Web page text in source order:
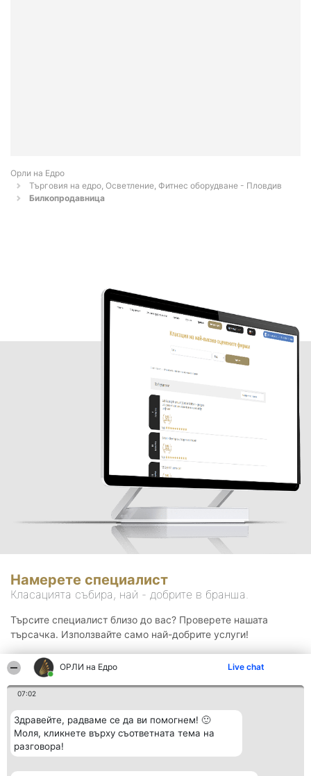
ОРЛИ на Едро Live chat
07:02
Здравейте, радваме се да ви помогнем! 🙂
Моля, кликнете върху съответната тема на
разговора!
Орли на Едро
Търговия на едро, Осветление, Фитнес оборудване - Пловдив
Билкопродавница
Намерете специалист
Класацията събира, най - добрите в бранша.
Търсите специалист близо до вас? Проверете нашата
търсачка. Използвайте само най-добрите услуги!